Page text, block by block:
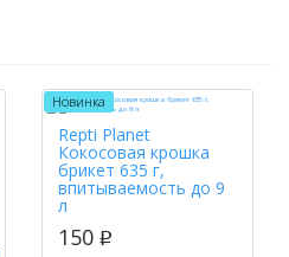
Новинка
Repti Planet
Кокосовая крошка
брикет 635 г,
впитываемость до 9
л
150 p